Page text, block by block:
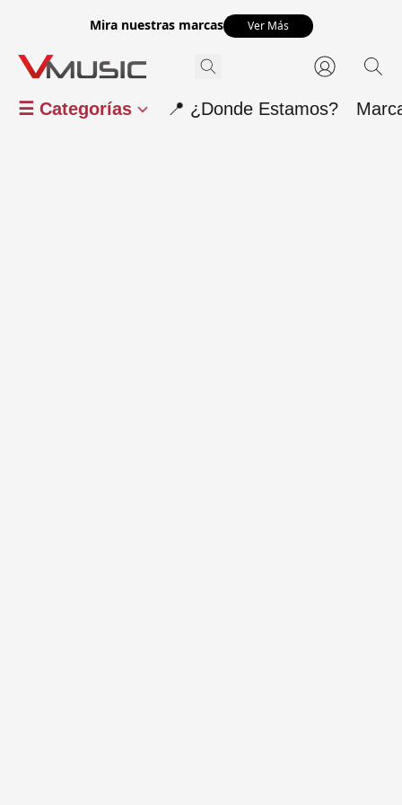
Mira nuestras marcas Ver Más
☰ Categorías 📍 ¿Donde Estamos?